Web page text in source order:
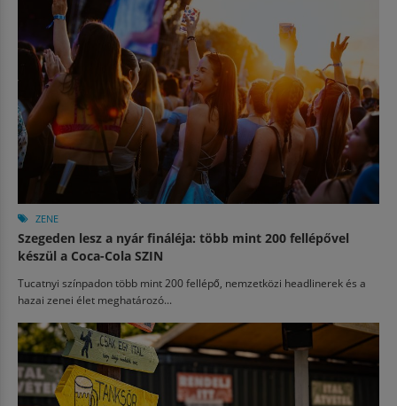
ZENE
Szegeden lesz a nyár fináléja: több mint 200 fellépővel
készül a Coca-Cola SZIN
Tucatnyi színpadon több mint 200 fellépő, nemzetközi headlinerek és a
hazai zenei élet meghatározó...